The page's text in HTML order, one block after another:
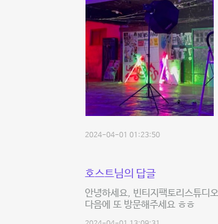
2024-04-01 01:23:50
호스트님의 답글
안녕하세요, 빈티지팩토리스튜디
다음에 또 방문해주세요 ㅎㅎ